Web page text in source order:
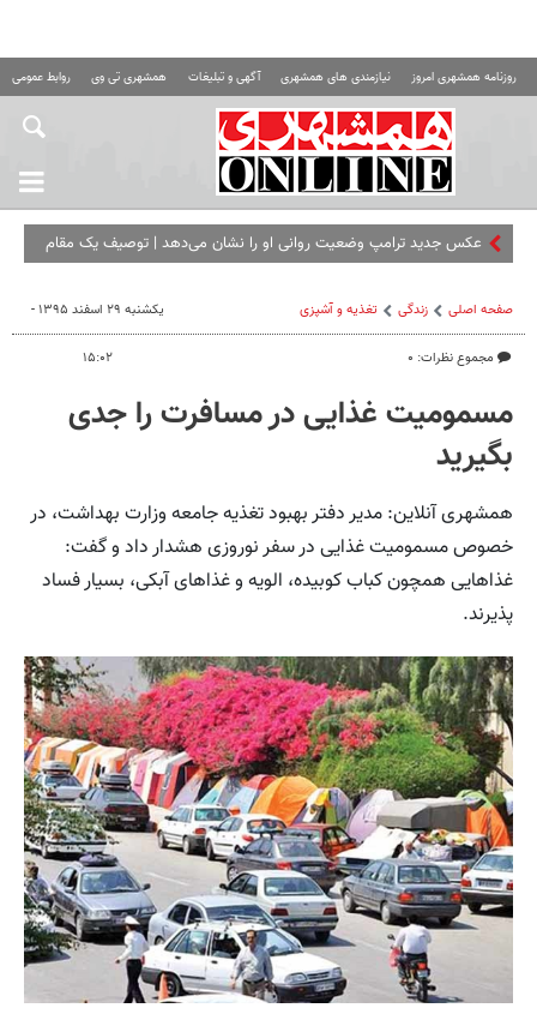
روزنامه همشهری امروز نیازمندی های همشهری آگهی و تبلیغات همشهری تی وی روابط عمومی
عکس جدید ترامپ وضعیت روانی او را نشان می‌دهد | توصیف یک مقام
صفحه اصلی زندگی تغذیه و آشپزی
مجموع نظرات: ۰
یکشنبه ۲۹ اسفند ۱۳۹۵ -
۱۵:۰۲
مسمومیت غذایی در مسافرت را جدی
بگیرید
همشهری آنلاین: مدیر دفتر بهبود تغذیه جامعه وزارت بهداشت، در
خصوص مسمومیت غذایی در سفر نوروزی هشدار داد و گفت:
غذاهایی همچون کباب کوبیده، الویه و غذاهای آبکی، بسیار فساد
پذیرند.